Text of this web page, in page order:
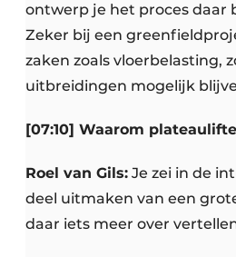
ontwerp je het proces daar
Zeker bij een
zaken zoals vloerbelasting,
uitbreidingen mogelijk
[07:10] Waarom
Roel van Gils: Je zei in de
deel uitmaken van een
daar iets meer over